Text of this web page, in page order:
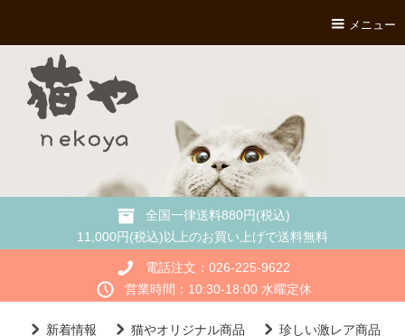
メニュー
全国一律送料880円(税込)
11,000円(税込)以上のお買い上げで送料無料
電話注文：026-225-9622
営業時間：10:30-18:00 水曜定休
新着情報 猫やオリジナル商品 珍しい激レア商品